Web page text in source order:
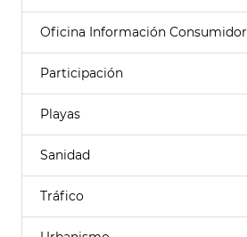
Oficina Información Consumidor
Participación
Playas
Sanidad
Tráfico